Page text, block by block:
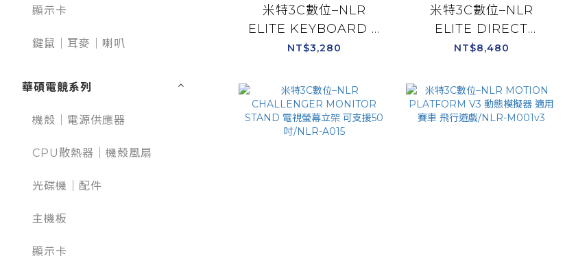
顯示卡
鍵鼠｜耳麥｜喇叭
華碩電競系列
機殼｜電源供應器
CPU散熱器｜機殼風扇
光碟機｜配件
主機板
顯示卡
米特3C數位–NLR
ELITE KEYBOARD &
MOUSE TRAY BLACK
鼠架/NLR-E019
NT$3,280
米特3C數位–NLR
ELITE DIRECT
MONITOR MOUNT
立架支援27~49
吋/NLR-E017
NT$8,480